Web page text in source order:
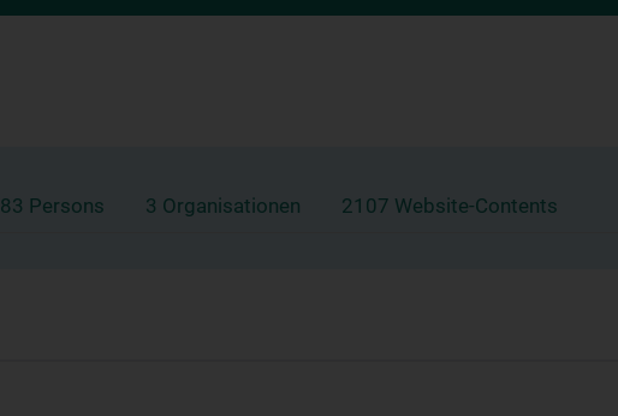
83 Persons 3 Organisationen 2107 Website-Contents